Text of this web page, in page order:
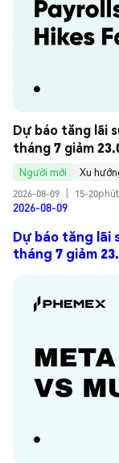
Dự báo tăng lãi
tháng 7 giảm
Người mới
Xu
2026-08-09
15-20phút
2026-08-09
Dự báo tăng lãi
tháng 7 giảm